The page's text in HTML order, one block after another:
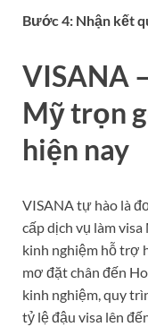
Bước 4: Nhận kết
VISANA
Mỹ trọn
hiện nay
VISANA tự hào là
cấp dịch vụ làm
kinh nghiệm hỗ trợ
mơ đặt chân đến
kinh nghiệm, quy
tỷ lệ đậu visa lên